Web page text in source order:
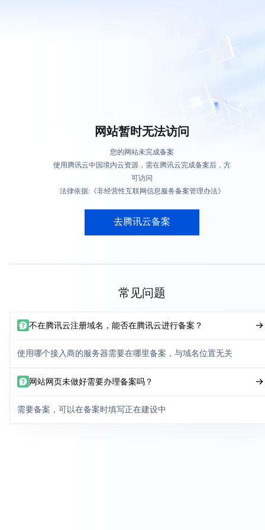
网站暂时无法访问
您的网站未完成备案
使用腾讯云中国境内云资源，需在腾讯云完成备案后，方
可访问
法律依据:《非经营性互联网信息服务备案管理办法》
去腾讯云备案
常见问题
不在腾讯云注册域名，能否在腾讯云进行备案？
使用哪个接入商的服务器需要在哪里备案，与域名位置无关
网站网页未做好需要办理备案吗？
需要备案，可以在备案时填写正在建设中